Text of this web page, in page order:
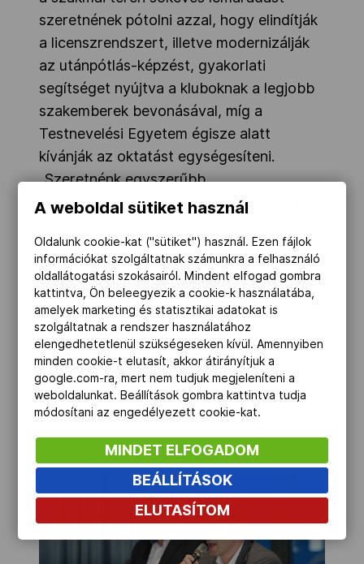
szeretnének pótolni azzal, hogy elindítják
a licenszrendszert, illetve modernizálják
az utánpótlás-képzést, gyakorlati
segítséget nyújtva a kluboknak a legjobb
szakemberek bevonásával, míg a
Testnevelési Egyetem égisze alatt
kívánják az oktatást egységesíteni.
„Szeretnénk egyszerűbb,
felhasználóbarát felületeket biztosítani
huszonegyedik századi, csúnya szóval
mondva, trendi külsőt adjunk. Készülőben
van egy üzletfejlesztési és
médiastratégia, megújul a honlapunk, a
social media-tartalomgyártásunk, és
mérhetővé szeretnénk tenni a
médiaaktivitásainkat is, illetve szeretnénk
egy videós platformot is kialakítani, amely
A weboldal sütiket használ
Oldalunk cookie-kat ("sütiket") használ. Ezen fájlok
információkat szolgáltatnak számunkra a felhasználó
oldallátogatási szokásairól. Mindent elfogad gombra
kattintva, Ön beleegyezik a cookie-k használatába,
amelyek marketing és statisztikai adatokat is
szolgáltatnak a rendszer használatához
elengedhetetlenül szükségeseken kívül. Amennyiben
minden cookie-t elutasít, akkor átirányítjuk a
google.com-ra, mert nem tudjuk megjeleníteni a
weboldalunkat. Beállítások gombra kattintva tudja
módosítani az engedélyezett cookie-kat.
MINDET ELFOGADOM
BEÁLLÍTÁSOK
ELUTASÍTOM